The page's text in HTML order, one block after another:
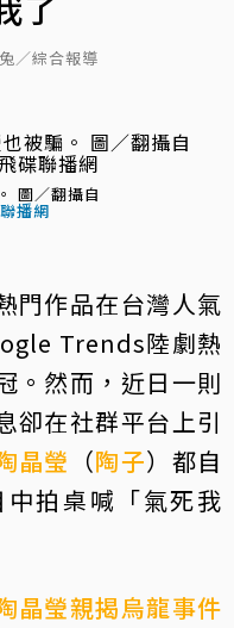
／綜合報導
圖／翻攝自
播網
門作品在台灣人氣
Trends陸劇熱
。然而，近日一則
卻在社群平台上引
晶瑩 （陶子）都自
拍桌喊「氣死我
晶瑩親揭烏龍事件